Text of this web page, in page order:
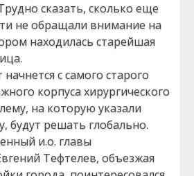
сказать, сколько еще
не обращали внимание на
находилась старейшая
с самого старого
корпуса хирургического
на которую указали
будут решать глобально.
и.о. главы
Тефтелев, объезжая